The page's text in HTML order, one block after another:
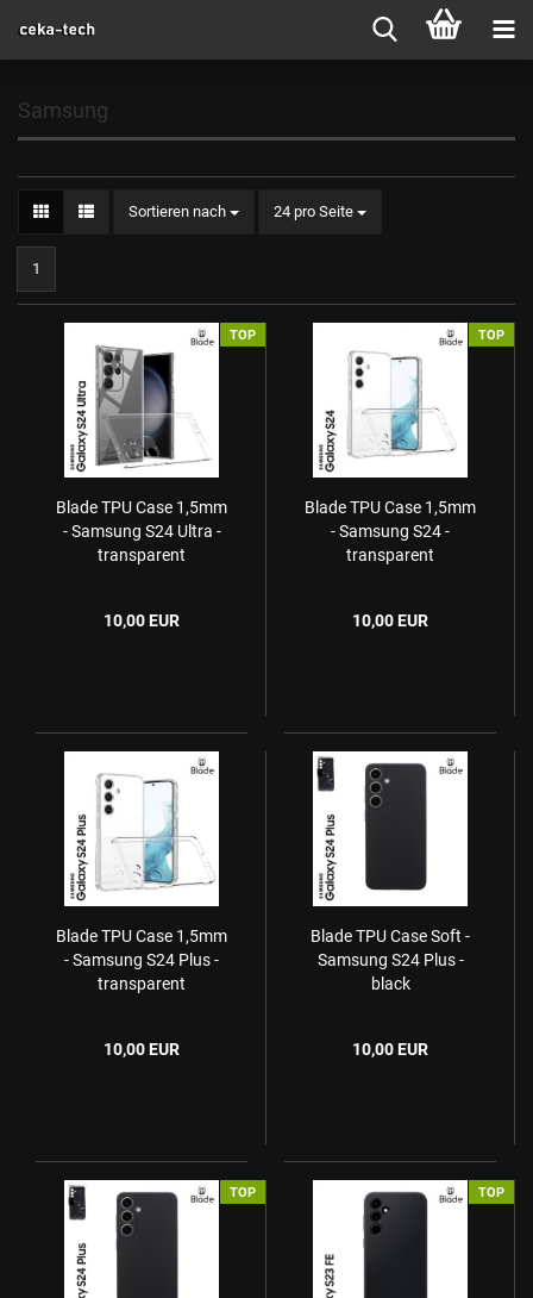
Samsung
Sortieren nach 24 pro Seite
1
TOP
Blade TPU Case 1,5mm
- Samsung S24 Ultra -
transparent
10,00 EUR
TOP
Blade TPU Case 1,5mm
- Samsung S24 -
transparent
10,00 EUR
Blade TPU Case 1,5mm
- Samsung S24 Plus -
transparent
10,00 EUR
Blade TPU Case Soft -
Samsung S24 Plus -
black
10,00 EUR
TOP TOP